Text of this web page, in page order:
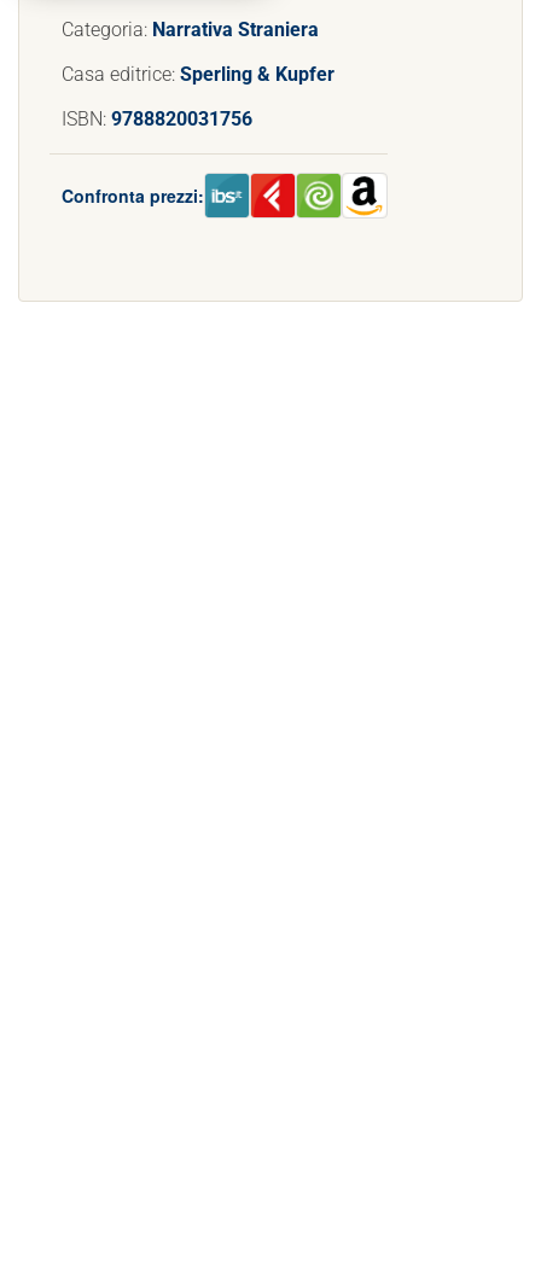
Categoria: Narrativa Straniera
Casa editrice: Sperling & Kupfer
ISBN: 9788820031756
Confronta prezzi: